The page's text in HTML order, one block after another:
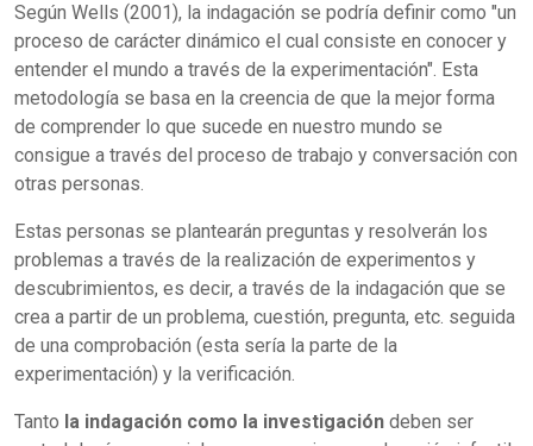
Según Wells (2001), la indagación se podría definir como "un
proceso de carácter dinámico el cual consiste en conocer y
entender el mundo a través de la experimentación". Esta
metodología se basa en la creencia de que la mejor forma
de comprender lo que sucede en nuestro mundo se
consigue a través del proceso de trabajo y conversación con
otras personas.
Estas personas se plantearán preguntas y resolverán los
problemas a través de la realización de experimentos y
descubrimientos, es decir, a través de la indagación que se
crea a partir de un problema, cuestión, pregunta, etc. seguida
de una comprobación (esta sería la parte de la
experimentación) y la verificación.
Tanto la indagación como la investigación deben ser